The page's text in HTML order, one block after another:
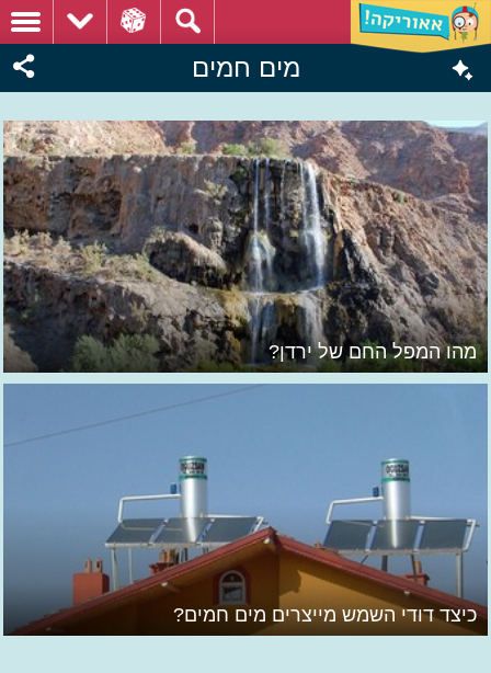
מים חמים
מהו המפל החם של ירדן?
כיצד דודי השמש מייצרים מים חמים?